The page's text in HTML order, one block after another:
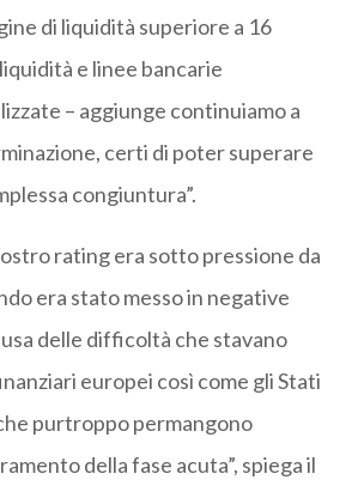
di liquidità superiore a 16
e linee bancarie
– aggiunge continuiamo a
certi di poter superare
congiuntura”.
rating era sotto pressione da
era stato messo in negative
delle difficoltà che stavano
europei così come gli Stati
purtroppo permangono
della fase acuta”, spiega il